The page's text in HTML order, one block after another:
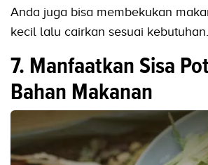
Anda juga bisa membekukan
kecil lalu cairkan sesuai kebutuhan.
7. Manfaatkan Sisa
Bahan Makanan